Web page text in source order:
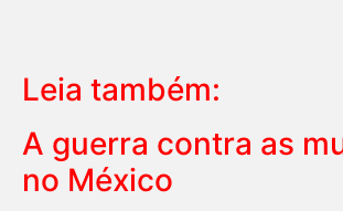
Leia também:
A guerra contra as
no México